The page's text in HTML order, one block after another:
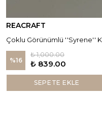
REACRAFT
%16
₺ 1,000.00
₺ 839.00
SEPETE EKLE